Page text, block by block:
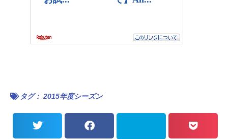
タグ： 2015年度シーズン